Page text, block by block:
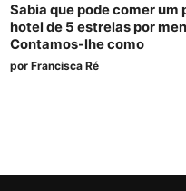
Sabia que pode comer
hotel de 5 estrelas por
Contamos-lhe como
por Francisca Ré